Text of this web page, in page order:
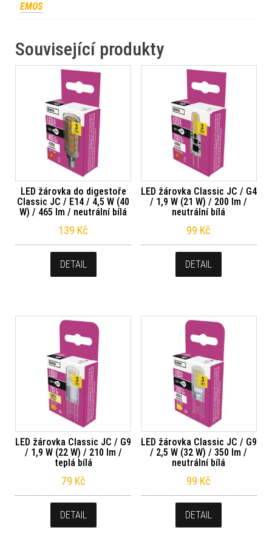
EMOS
Související produkty
LED žárovka do digestoře
Classic JC / E14 / 4,5 W (40
W) / 465 lm / neutrální bílá
139 Kč
DETAIL
LED žárovka Classic JC / G4
/ 1,9 W (21 W) / 200 lm /
neutrální bílá
99 Kč
DETAIL
LED žárovka Classic JC / G9
/ 1,9 W (22 W) / 210 lm /
teplá bílá
79 Kč
DETAIL
LED žárovka Classic JC / G9
/ 2,5 W (32 W) / 350 lm /
neutrální bílá
99 Kč
DETAIL